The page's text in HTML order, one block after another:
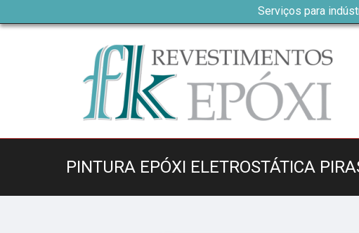
Serviços para
PINTURA EPÓXI ELETROSTÁTICA